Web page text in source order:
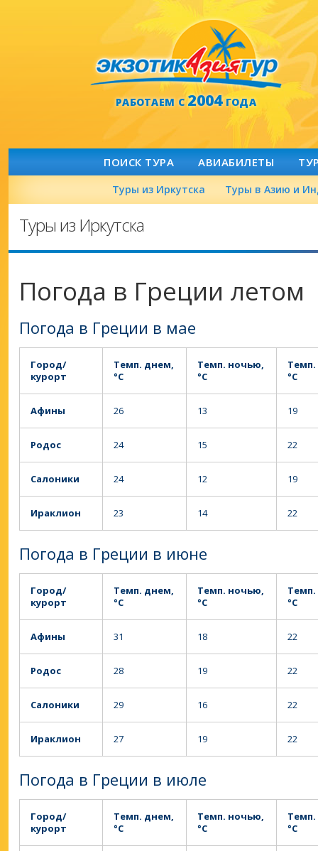
РАБОТАЕМ С2004ГОДА
ПОИСК ТУРА АВИАБИЛЕТЫ
Туры из Иркутска Туры в Азию и
Туры из Иркутска
Погода в Греции летом
Погода в Греции в мае
Город/
курорт
Темп. днем,
°C
Темп. ночью,
°C
°C
Афины 26 13 19
Родос 24 15 22
Салоники 24 12 19
Ираклион 23 14 22
Погода в Греции в июне
Город/
курорт
Темп. днем,
°C
Темп. ночью,
°C
°C
Афины 31 18 22
Родос 28 19 22
Салоники 29 16 22
Ираклион 27 19 22
Погода в Греции в июле
Город/
курорт
Темп. днем,
°C
Темп. ночью,
°C
°C